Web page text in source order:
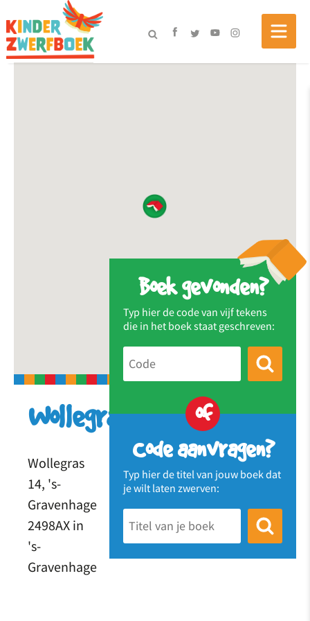
Boek gevonden?
Typ hier de code van vijf tekens
die in het boek staat geschreven:
of
Code aanvragen?
Typ hier de titel van jouw boek dat
je wilt laten zwerven:
Wollegras
Wollegras
14, 's-
Gravenhage
2498AX in
's-
Gravenhage